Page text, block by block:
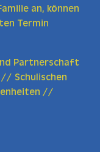
an, können
Termin
Partnerschaft
Schulischen
//